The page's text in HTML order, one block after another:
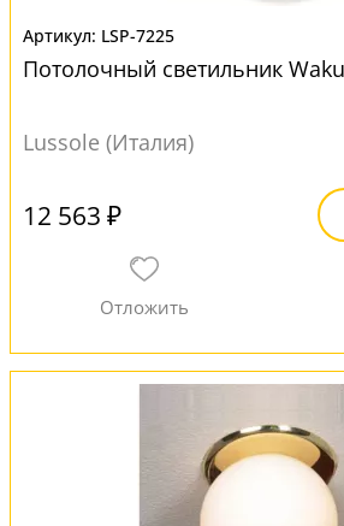
LSP-7225
Потолочный светильник
Lussole (Италия)
12 563 ₽